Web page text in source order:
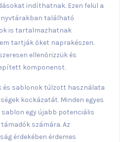
indíthatnak. Ezen felül a
található
is tartalmazhatnak
tartják őket naprakészen.
ellenőrizzük és
komponenst.
és sablonok túlzott használata
kockázatát. Minden egyes
egy újabb potenciális
számára. Az
érdekében érdemes